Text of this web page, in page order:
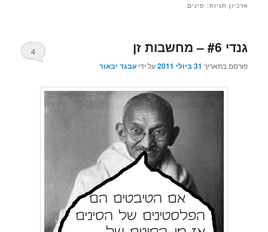
ארכיון תגיות: סינים
גנדי #6 – מחשבות זן
פורסם בתאריך 31 ביולי 2011 על ידיעבגד יבאור
4